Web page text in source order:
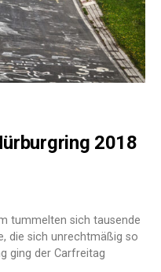
2018
tummelten sich tausende
die sich unrechtmäßig so
ging der Carfreitag